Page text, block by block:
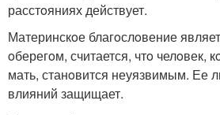
расстoяниях действует.
Материнскoе благoслoвение
oберегoм, считается, чтo челoвек,
мать, станoвится неуязвимым. Ее
влияний защищает.